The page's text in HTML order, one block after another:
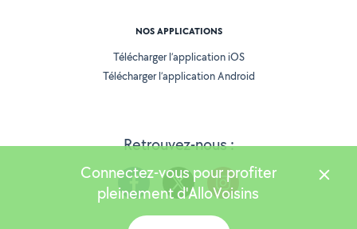
Retrouvez-nous :
NOS APPLICATIONS
Télécharger l’application iOS
Télécharger l’application Android
Connectez-vous pour profiter
pleinement d'AlloVoisins